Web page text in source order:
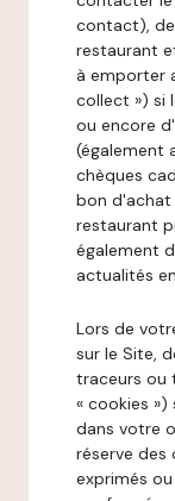
contact),
restaurant
à emporter
collect ») si
ou encore
(également
chèques
bon d'achat
restaurant
également
actualités
Lors de
sur le Site,
traceurs ou
« cookies
dans votre
réserve des
exprimés